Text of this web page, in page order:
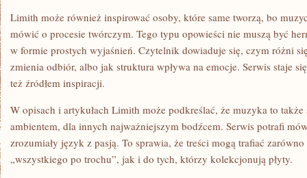
Limith może również inspirować osoby, które same tworzą, bo
mówić o procesie twórczym. Tego typu opowieści nie muszą być
w formie prostych wyjaśnień. Czytelnik dowiaduje się, czym różni
zmienia odbiór, albo jak struktura wpływa na emocje. Serwis staje
też źródłem inspiracji.
W opisach i artykułach Limith może podkreślać, że muzyka to
ambientem, dla innych najważniejszym bodźcem. Serwis potrafi
zrozumiały język z pasją. To sprawia, że treści mogą trafiać
„wszystkiego po trochu”, jak i do tych, którzy kolekcjonują płyty.